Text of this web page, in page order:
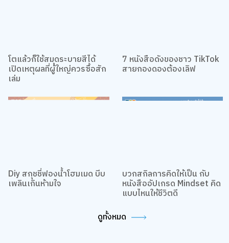
โตแล้วก็ใช้สมุดระบายสีได้
เปิดเหตุผลที่ผู้ใหญ่ควรซื้อสัก
7 หนังสือดังของชาว TikTok
Diy สกุชชี่ฟองน้ำโฮมเมด บีบ บวกสกิลการคิดให้เป็น กับ
หนังสืออัปเกรด Mindset คิด
ดูทั้งหมด